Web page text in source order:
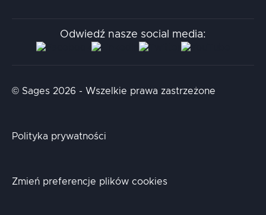
Aidapta
AI & NLP Day
Odwiedź nasze social media:
© Sages 2026 - Wszelkie prawa zastrzeżone
Polityka prywatności
Zmień preferencje plików cookies